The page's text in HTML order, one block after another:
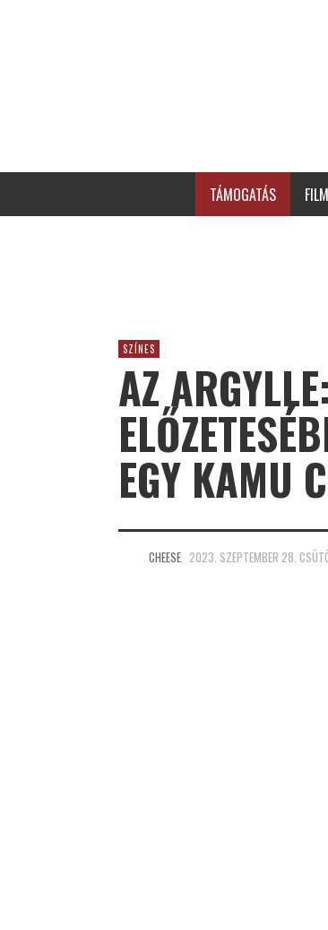
TÁMOGATÁS
SZÍNES
AZ
EGY KAMU
CHEESE 2023. SZEPTEMBER 28.